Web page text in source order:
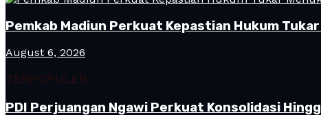
Pemkab Madiun Perkuat Kepastian Hukum
August 6, 2026
TERPOPULER
PDI Perjuangan Ngawi Perkuat Konsolidasi